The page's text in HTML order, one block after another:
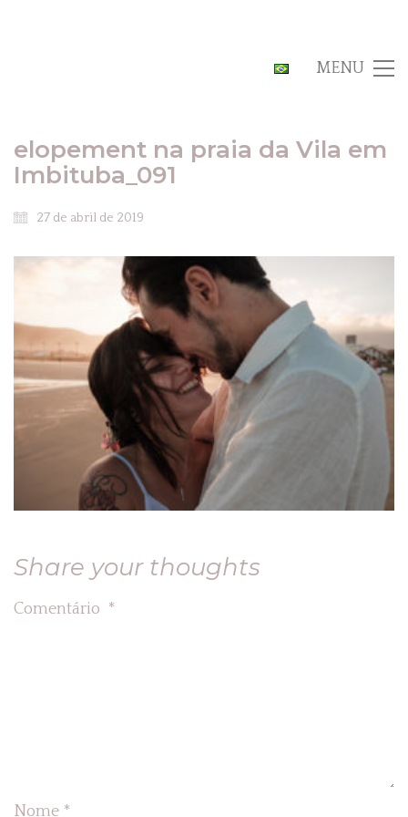
MENU
elopement na praia da Vila em
Imbituba_091
27 de abril de 2019
Share your thoughts
Comentário *
Nome *